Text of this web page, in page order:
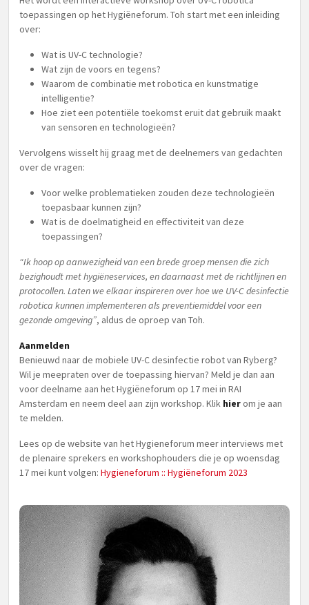
toepassingen op het Hygiëneforum. Toh start met een inleiding
over:
Wat is UV-C technologie?
Wat zijn de voors en tegens?
Waarom de combinatie met robotica en kunstmatige
intelligentie?
Hoe ziet een potentiële toekomst eruit dat gebruik maakt
van sensoren en technologieën?
Vervolgens wisselt hij graag met de deelnemers van gedachten
over de vragen:
Voor welke problematieken zouden deze technologieën
toepasbaar kunnen zijn?
Wat is de doelmatigheid en effectiviteit van deze
toepassingen?
“Ik hoop op aanwezigheid van een brede groep mensen die zich
bezighoudt met hygiëneservices, en daarnaast met de richtlijnen en
protocollen. Laten we elkaar inspireren over hoe we UV-C desinfectie
robotica kunnen implementeren als preventiemiddel voor een
gezonde omgeving”, aldus de oproep van Toh.
Aanmelden
Benieuwd naar de mobiele UV-C desinfectie robot van Ryberg?
Wil je meepraten over de toepassing hiervan? Meld je dan aan
voor deelname aan het Hygiëneforum op 17 mei in RAI
Amsterdam en neem deel aan zijn workshop. Klik hierom je aan
te melden.
Lees op de website van het Hygieneforum meer interviews met
de plenaire sprekers en workshophouders die je op woensdag
17 mei kunt volgen: Hygieneforum :: Hygiëneforum 2023